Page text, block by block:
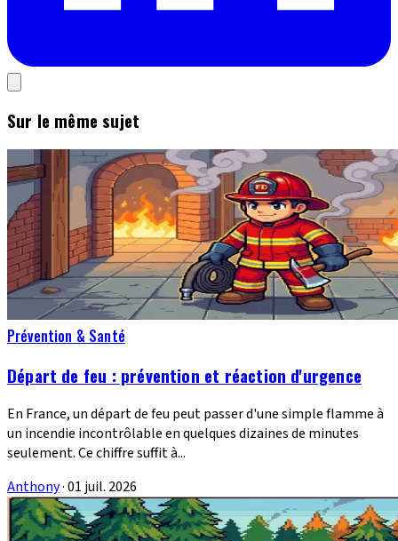
Sur le même sujet
Prévention & Santé
Départ de feu : prévention et réaction d'urgence
En France, un départ de feu peut passer d'une simple flamme à
un incendie incontrôlable en quelques dizaines de minutes
seulement. Ce chiffre suffit à...
Anthony·01 juil. 2026